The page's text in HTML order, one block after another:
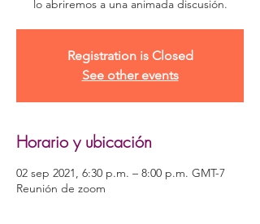
Registration is Closed
See other events
Horario y ubicación
02 sep 2021, 6:30 p.m. – 8:00 p.m. GMT-7
Reunión de zoom